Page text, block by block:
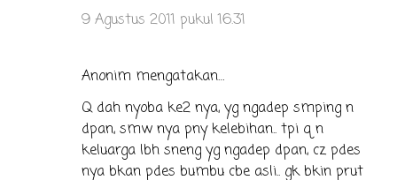
9 Agustus 2011 pukul 16.31
Anonim mengatakan…
Q dah nyoba ke2 nya, yg ngadep smping n
dpan, smw nya pny kelebihan.. tpi q n
keluarga lbh sneng yg ngadep dpan, cz pdes
nya bkan pdes bumbu cbe asli.. gk bkin prut